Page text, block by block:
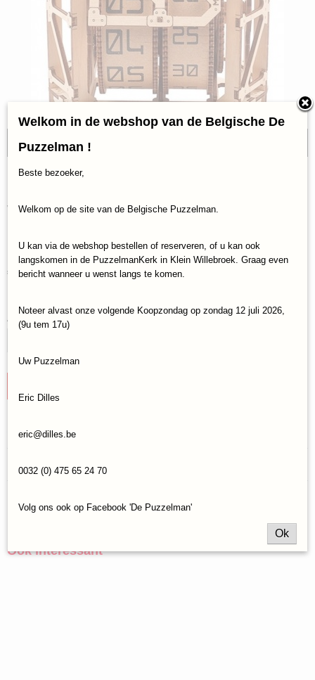
3D Bouwpakket Ugears Sky
Watcher Tourbillon Table
Clock (Hout/3D/338)
€ 79,95 (inclusief btw 21%)
Aantal
Specificaties
Ugears-064
4820184121324
Ook interessant
Welkom in de webshop van de Belgische De
Puzzelman !
Beste bezoeker,
Welkom op de site van de Belgische Puzzelman.
U kan via de webshop bestellen of reserveren, of u kan ook
langskomen in de PuzzelmanKerk in Klein Willebroek. Graag even
bericht wanneer u wenst langs te komen.
Noteer alvast onze volgende Koopzondag op zondag 12 juli 2026,
(9u tem 17u)
Uw Puzzelman
Eric Dilles
eric@dilles.be
0032 (0) 475 65 24 70
Volg ons ook op Facebook 'De Puzzelman'
Ok